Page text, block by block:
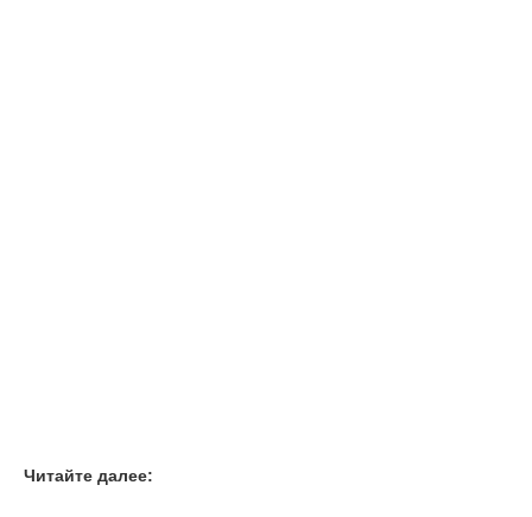
Читайте далее: